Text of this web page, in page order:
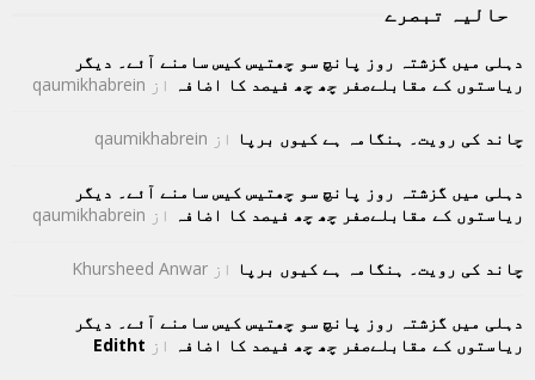
حالیہ تبصرے
دہلی میں گزشتہ روز پانچ سو چھتیس کیس سامنے آئے۔ دیگر
ریاستوں کے مقابلےصفر چھ چھ فیصد کا اضافہ از qaumikhabrein
چاند کی رویت۔ ہنگامہ ہے کیوں برپا از qaumikhabrein
دہلی میں گزشتہ روز پانچ سو چھتیس کیس سامنے آئے۔ دیگر
ریاستوں کے مقابلےصفر چھ چھ فیصد کا اضافہ از qaumikhabrein
چاند کی رویت۔ ہنگامہ ہے کیوں برپا از Khursheed Anwar
دہلی میں گزشتہ روز پانچ سو چھتیس کیس سامنے آئے۔ دیگر
ریاستوں کے مقابلےصفر چھ چھ فیصد کا اضافہ از Editht